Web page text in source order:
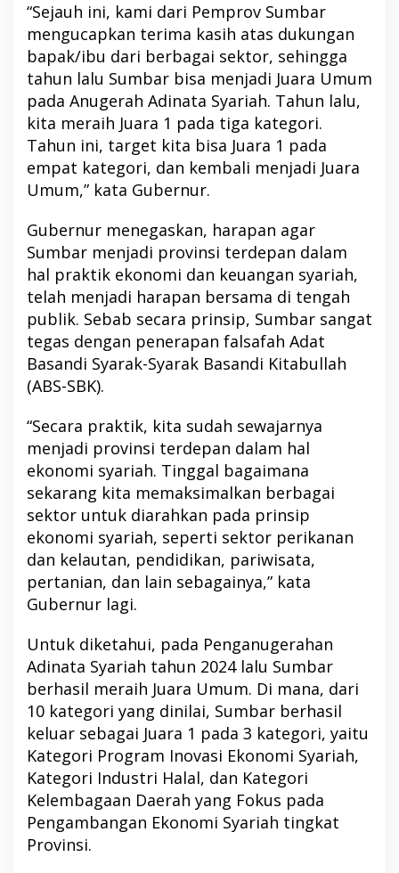
“Sejauh ini, kami dari Pemprov Sumbar
mengucapkan terima kasih atas dukungan
bapak/ibu dari berbagai sektor, sehingga
tahun lalu Sumbar bisa menjadi Juara Umum
pada Anugerah Adinata Syariah. Tahun lalu,
kita meraih Juara 1 pada tiga kategori.
Tahun ini, target kita bisa Juara 1 pada
empat kategori, dan kembali menjadi Juara
Umum,” kata Gubernur.
Gubernur menegaskan, harapan agar
Sumbar menjadi provinsi terdepan dalam
hal praktik ekonomi dan keuangan syariah,
telah menjadi harapan bersama di tengah
publik. Sebab secara prinsip, Sumbar sangat
tegas dengan penerapan falsafah Adat
Basandi Syarak-Syarak Basandi Kitabullah
(ABS-SBK).
“Secara praktik, kita sudah sewajarnya
menjadi provinsi terdepan dalam hal
ekonomi syariah. Tinggal bagaimana
sekarang kita memaksimalkan berbagai
sektor untuk diarahkan pada prinsip
ekonomi syariah, seperti sektor perikanan
dan kelautan, pendidikan, pariwisata,
pertanian, dan lain sebagainya,” kata
Gubernur lagi.
Untuk diketahui, pada Penganugerahan
Adinata Syariah tahun 2024 lalu Sumbar
berhasil meraih Juara Umum. Di mana, dari
10 kategori yang dinilai, Sumbar berhasil
keluar sebagai Juara 1 pada 3 kategori, yaitu
Kategori Program Inovasi Ekonomi Syariah,
Kategori Industri Halal, dan Kategori
Kelembagaan Daerah yang Fokus pada
Pengambangan Ekonomi Syariah tingkat
Provinsi.